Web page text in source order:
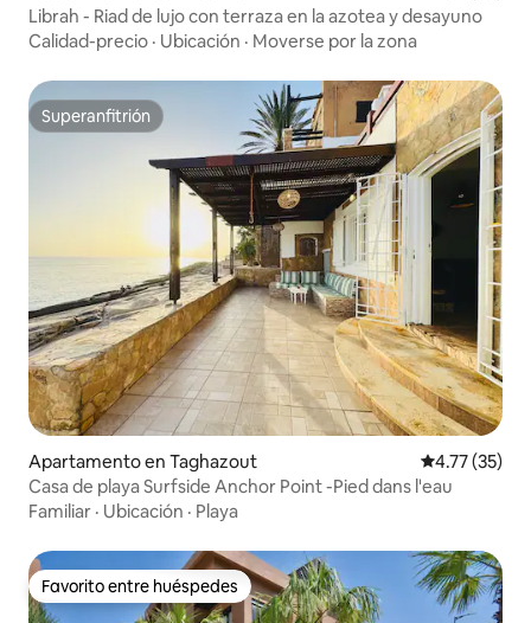
Librah - Riad de lujo con terraza en la azotea y desayuno
Calidad-precio · Ubicación · Moverse por la zona
Superanfitrión
Superanfitrión
Apartamento en Taghazout Calificación
4.77 (35)
Casa de playa Surfside Anchor Point -Pied dans l'eau
Familiar · Ubicación · Playa
Favorito entre huéspedes
Favorito entre huéspedes